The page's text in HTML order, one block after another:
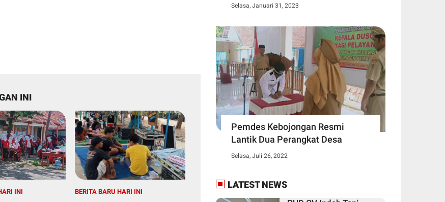
INI
INI BERITA BARU HARI INI
Selasa, Januari 31, 2023
Pemdes Kebojongan Resmi
Lantik Dua Perangkat Desa
Selasa, Juli 26, 2022
LATEST NEWS